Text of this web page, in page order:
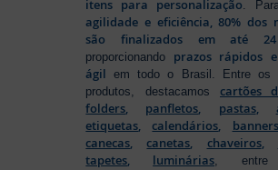
itens para personalização.
agilidade e eficiência, 80% dos
são finalizados em até
proporcionando prazos rápidos
ágil em todo o Brasil. Entre os
produtos, destacamos cartões
folders, panfletos, pastas,
etiquetas,calendários, banners
canecas,canetas, chaveiros,
tapetes, luminárias, entre